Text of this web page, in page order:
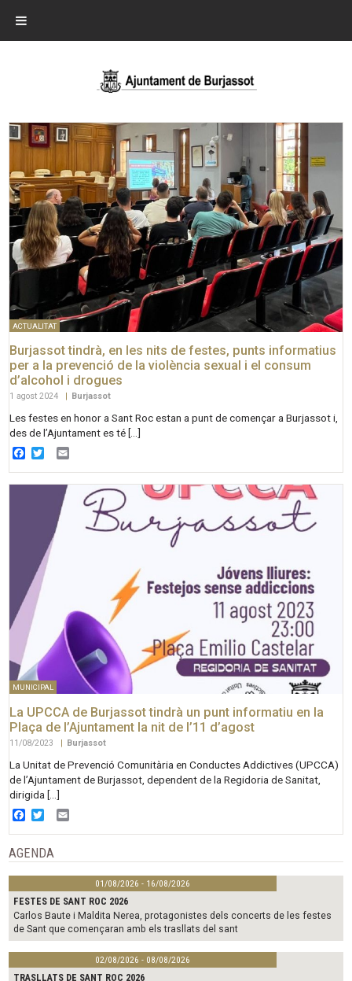
ACTUALITAT
Burjassot tindrà, en les nits de festes, punts informatius
per a la prevenció de la violència sexual i el consum
d’alcohol i drogues
1 agost 2024 Burjassot
Les festes en honor a Sant Roc estan a punt de començar a Burjassot i,
des de l’Ajuntament es té […]
Facebook
Twitter
MUNICIPAL
La UPCCA de Burjassot tindrà un punt informatiu en la
Plaça de l’Ajuntament la nit de l’11 d’agost
11/08/2023 | Burjassot
La Unitat de Prevenció Comunitària en Conductes Addictives (UPCCA)
de l’Ajuntament de Burjassot, dependent de la Regidoria de Sanitat,
dirigida […]
Facebook
Twitter
AGENDA
01/08/2026 - 16/08/2026
FESTES DE SANT ROC 2026
Carlos Baute i Maldita Nerea, protagonistes dels concerts de les festes
de Sant que començaran amb els trasllats del sant
02/08/2026 - 08/08/2026
TRASLLATS DE SANT ROC 2026